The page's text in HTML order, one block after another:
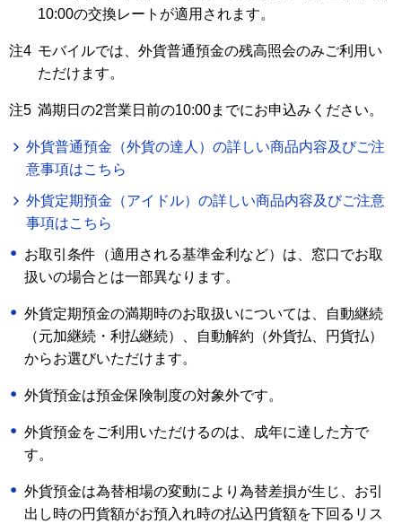
10:00の交換レートが適用されます。
注4 モバイルでは、外貨普通預金の残高照会のみご利用い
ただけます。
注5 満期日の2営業日前の10:00までにお申込みください。
外貨普通預金（外貨の達人）の詳しい商品内容及びご注
意事項はこちら
外貨定期預金（アイドル）の詳しい商品内容及びご注意
事項はこちら
お取引条件（適用される基準金利など）は、窓口でお取
扱いの場合とは一部異なります。
外貨定期預金の満期時のお取扱いについては、自動継続
（元加継続・利払継続）、自動解約（外貨払、円貨払）
からお選びいただけます。
外貨預金は預金保険制度の対象外です。
外貨預金をご利用いただけるのは、成年に達した方で
す。
外貨預金は為替相場の変動により為替差損が生じ、お引
出し時の円貨額がお預入れ時の払込円貨額を下回るリス